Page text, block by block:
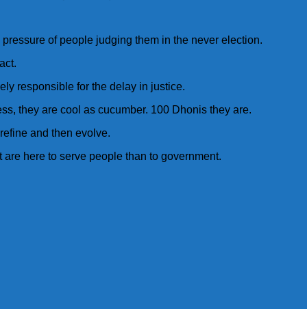
of people judging them in the never election.
responsible for the delay in justice.
they are cool as cucumber. 100 Dhonis they are.
and then evolve.
here to serve people than to government.